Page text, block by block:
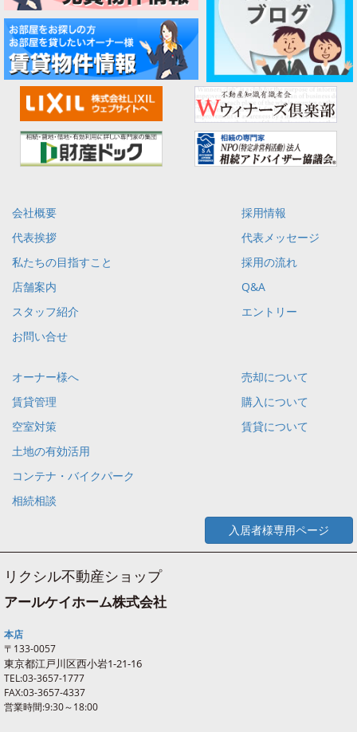
会社概要
代表挨拶
私たちの目指すこと
店舗案内
スタッフ紹介
お問い合せ
採用情報
代表メッセージ
採用の流れ
Q&A
エントリー
オーナー様へ
賃貸管理
空室対策
土地の有効活用
コンテナ・バイクパーク
相続相談
売却について
購入について
賃貸について
入居者様専用ページ
リクシル不動産ショップ
アールケイホーム株式会社
本店
〒133-0057
東京都江戸川区西小岩1-21-16
TEL:03-3657-1777
FAX:03-3657-4337
営業時間:9:30～18:00